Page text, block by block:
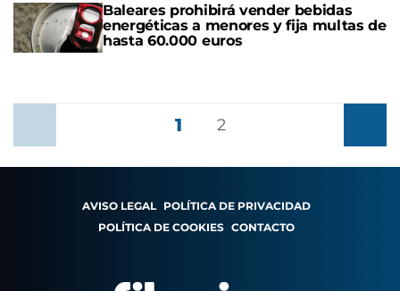
Baleares prohibirá vender bebidas
energéticas a menores y fija multas de
hasta 60.000 euros
1 2
AVISO LEGAL POLÍTICA DE PRIVACIDAD
POLÍTICA DE COOKIES CONTACTO